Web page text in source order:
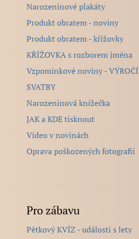
Narozeninové plakáty
Produkt obratem - noviny
Produkt obratem - křížovky
KŘÍŽOVKA s rozborem jména
Vzpomínkové noviny - VÝROČÍ
SVATBY
Narozeninová knížečka
JAK a KDE tisknout
Video v novinách
Oprava poškozených fotografií
Pro zábavu
Pětkový KVÍZ - události s lety